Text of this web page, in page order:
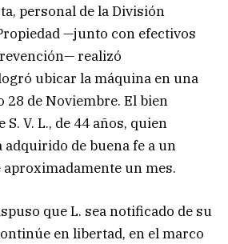
personal de la División
—junto con efectivos
realizó
ubicar la máquina en una
28 de Noviembre. El bien
S. V. L., de 44 años, quien
de buena fe a un
aproximadamente un mes.
que L. sea notificado de su
en libertad, en el marco